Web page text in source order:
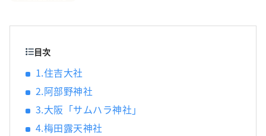
四季風物詩》
目次
1.住吉大社
2.阿部野神社
3.大阪「サムハラ神社」
4.梅田露天神社